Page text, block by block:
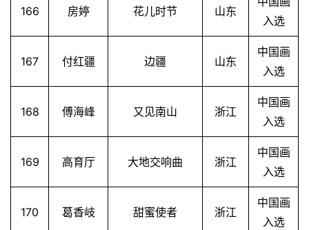
166 房婷 花儿时节 山东
入选
167 付红疆 边疆 山东
中国画
入选
168 傅海峰 又见南山 浙江
中国画
入选
169 高育厅 大地交响曲 浙江
中国画
入选
170 葛香岐 甜蜜使者 浙江
中国画
入选